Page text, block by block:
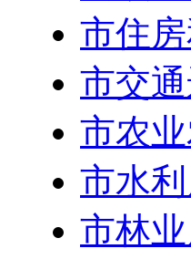
市住
市交
市农
市水
市林